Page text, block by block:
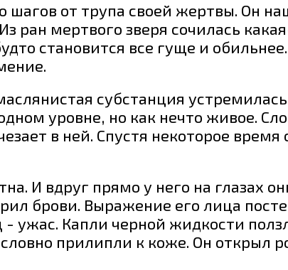
от трупа своей жертвы. Он
ран мертвого зверя сочилась
становится все гуще и
субстанция устремилась
уровне, но как нечто живое.
в ней. Спустя некоторое
И вдруг прямо у него на глазах
брови. Выражение его лица
ужас. Капли черной жидкости
прилипли к коже. Он открыл